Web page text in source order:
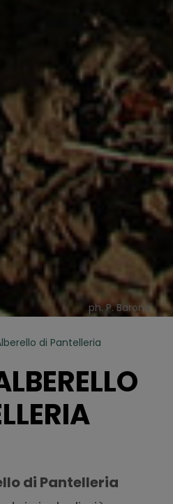
ph. P. Barone
di Pantelleria
di Pantelleria